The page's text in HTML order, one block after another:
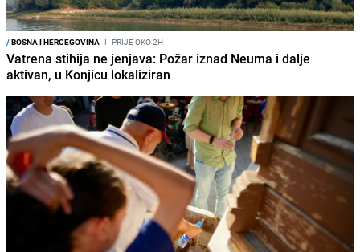
/BOSNA I HERCEGOVINA I PRIJE OKO 2H
Vatrena stihija ne jenjava: Požar iznad Neuma i dalje
aktivan, u Konjicu lokaliziran